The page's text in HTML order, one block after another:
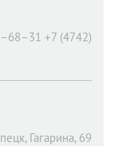
+7 (4742)
Гагарина, 69